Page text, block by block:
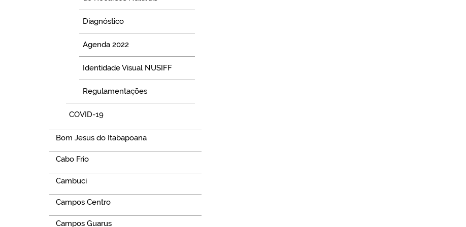
Diagnóstico
Agenda 2022
Identidade Visual NUSIFF
Regulamentações
COVID-19
Bom Jesus do Itabapoana
Cabo Frio
Cambuci
Campos Centro
Campos Guarus